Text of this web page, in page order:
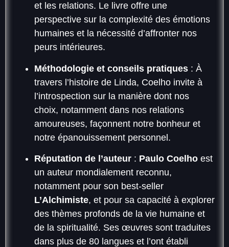
et les relations. Le livre offre une
perspective sur la complexité des émotions
humaines et la nécessité d’affronter nos
peurs intérieures.
Méthodologie et conseils pratiques : À
travers l’histoire de Linda, Coelho invite à
l’introspection sur la manière dont nos
choix, notamment dans nos relations
amoureuses, façonnent notre bonheur et
notre épanouissement personnel.
Réputation de l’auteur : Paulo Coelho est
un auteur mondialement reconnu,
notamment pour son best-seller
L’Alchimiste, et pour sa capacité à explorer
des thèmes profonds de la vie humaine et
de la spiritualité. Ses œuvres sont traduites
dans plus de 80 langues et l’ont établi